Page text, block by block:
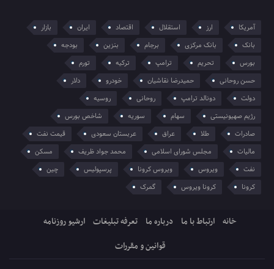
آمریکا ارز استقلال اقتصاد ایران
بازار
بانک
بانک مرکزی برجام بنزین
بودجه
بورس
تحریم ترامپ ترکیه
تورم
حسن روحانی
حمیدرضا نقاشیان خودرو
دلار
دولت
دونالد ترامپ روحانی
روسیه
رژیم صهیونیستی
سهام سوریه
شاخص بورس
صادرات
طلا عراق عربستان سعودی
قیمت نفت
مالیات
مجلس شورای اسلامی محمد جواد ظریف
مسکن
نفت
ویروس ویروس کرونا پرسپولیس
چین
کرونا
کرونا ویروس گمرک
خانه ارتباط با ما درباره ما تعرفه تبلیغات ارشیو روزنامه
قوانین و مقررات